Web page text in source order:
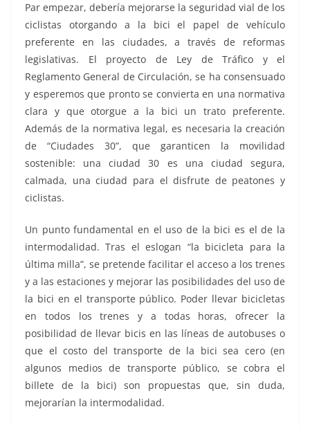
Par empezar, debería mejorarse la seguridad vial de los
ciclistas otorgando a la bici el papel de vehículo
preferente en las ciudades, a través de reformas
legislativas. El proyecto de Ley de Tráfico y el
Reglamento General de Circulación, se ha consensuado
y esperemos que pronto se convierta en una normativa
clara y que otorgue a la bici un trato preferente.
Además de la normativa legal, es necesaria la creación
de “Ciudades 30”, que garanticen la movilidad
sostenible: una ciudad 30 es una ciudad segura,
calmada, una ciudad para el disfrute de peatones y
ciclistas.
Un punto fundamental en el uso de la bici es el de la
intermodalidad. Tras el eslogan “la bicicleta para la
última milla”, se pretende facilitar el acceso a los trenes
y a las estaciones y mejorar las posibilidades del uso de
la bici en el transporte público. Poder llevar bicicletas
en todos los trenes y a todas horas, ofrecer la
posibilidad de llevar bicis en las líneas de autobuses o
que el costo del transporte de la bici sea cero (en
algunos medios de transporte público, se cobra el
billete de la bici) son propuestas que, sin duda,
mejorarían la intermodalidad.